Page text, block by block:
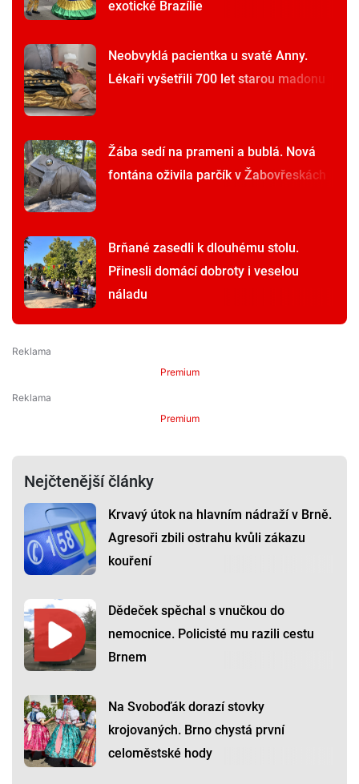
exotické Brazílie
Neobvyklá pacientka u svaté Anny.
Lékaři vyšetřili 700 let starou madonu
Žába sedí na prameni a bublá. Nová
fontána oživila parčík v Žabovřeskách
Brňané zasedli k dlouhému stolu.
Přinesli domácí dobroty i veselou
náladu
Premium
Premium
Nejčtenější články
Krvavý útok na hlavním nádraží v Brně.
Agresoři zbili ostrahu kvůli zákazu
kouření
Dědeček spěchal s vnučkou do
nemocnice. Policisté mu razili cestu
Brnem
Na Svoboďák dorazí stovky
krojovaných. Brno chystá první
celoměstské hody